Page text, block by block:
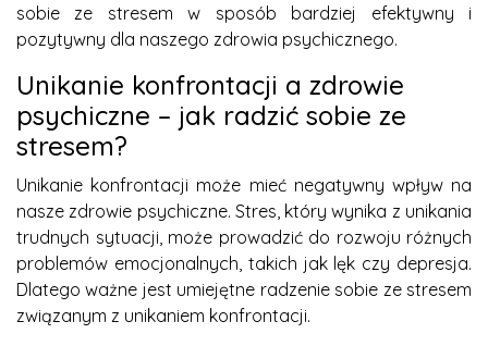
sobie ze stresem w sposób bardziej efektywny i
pozytywny dla naszego zdrowia psychicznego.
Unikanie konfrontacji a zdrowie
psychiczne – jak radzić sobie ze
stresem?
Unikanie konfrontacji może mieć negatywny wpływ na
nasze zdrowie psychiczne. Stres, który wynika z unikania
trudnych sytuacji, może prowadzić do rozwoju różnych
problemów emocjonalnych, takich jak lęk czy depresja.
Dlatego ważne jest umiejętne radzenie sobie ze stresem
związanym z unikaniem konfrontacji.